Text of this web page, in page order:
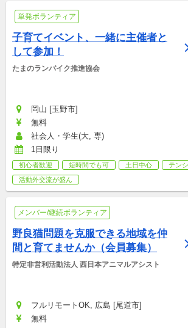
単発ボランティア
子育てイベント、一緒に主催者と
して参加！
たまのランバイク推進協会
岡山 [玉野市]
無料
社会人・学生(大, 専)
1日限り
初心者歓迎 短時間でも可 土日中心
テン
活動外交流が盛ん
メンバー/継続ボランティア
野良猫問題を克服できる地域を仲
間と育てませんか（会員募集）
特定非営利活動法人 西日本アニマルアシスト
フルリモートOK, 広島 [尾道市]
無料